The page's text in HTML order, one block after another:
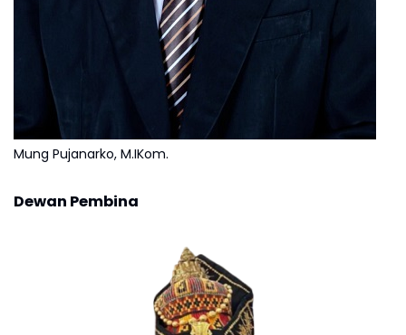
Mung Pujanarko, M.IKom.
Dewan Pembina